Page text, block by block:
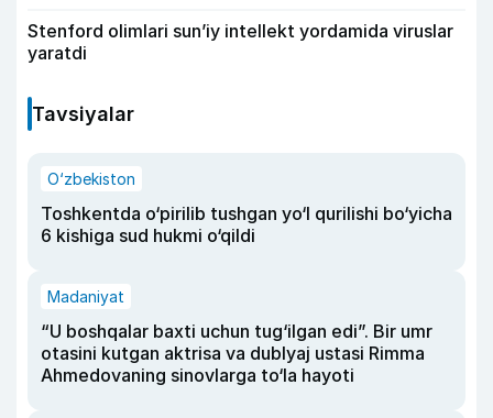
Stenford olimlari sun’iy intellekt yordamida viruslar
yaratdi
Tavsiyalar
O‘zbekiston
Toshkentda o‘pirilib tushgan yo‘l qurilishi bo‘yicha
6 kishiga sud hukmi o‘qildi
Madaniyat
“U boshqalar baxti uchun tug‘ilgan edi”. Bir umr
otasini kutgan aktrisa va dublyaj ustasi Rimma
Ahmedovaning sinovlarga to‘la hayoti